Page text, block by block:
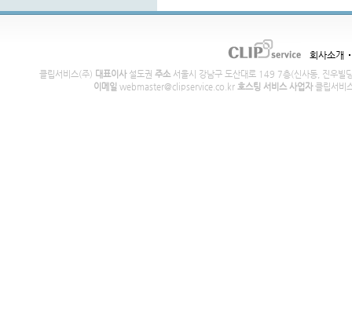
회사소개
클립서비스(주) 대표이사설도권 주소서울시 강남구 도산대로 149 7층(신사동, 진우빌
이메일 webmaster@clipservice.co.kr 호스팅 서비스 사업자클립서비